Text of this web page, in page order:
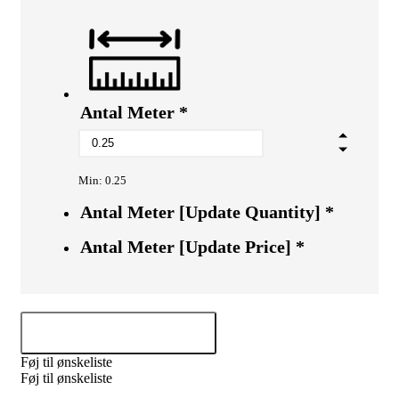
Antal Meter *
Min: 0.25
Antal Meter [Update Quantity] *
Antal Meter [Update Price] *
Føj til ønskeliste
Føj til ønskeliste